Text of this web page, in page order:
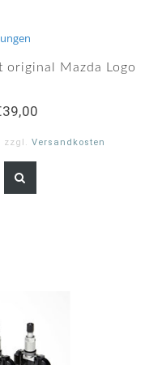
original Mazda Logo
zzgl. Versandkosten